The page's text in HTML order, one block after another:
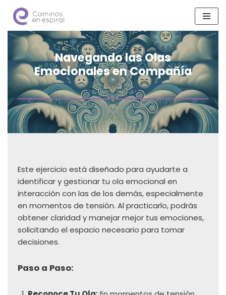
Saltar
al
contenido
Navegando las Olas
Emocionales en Compañía
Este ejercicio está diseñado para ayudarte a
identificar y gestionar tu ola emocional en
interacción con las de los demás, especialmente
en momentos de tensión. Al practicarlo, podrás
obtener claridad y manejar mejor tus emociones,
solicitando el espacio necesario para tomar
decisiones.
Paso a Paso: